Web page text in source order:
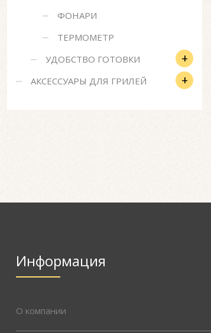
ФОНАРИ
ТЕРМОМЕТР
УДОБСТВО ГОТОВКИ +
АКСЕССУАРЫ ДЛЯ ГРИЛЕЙ +
Информация
О компании